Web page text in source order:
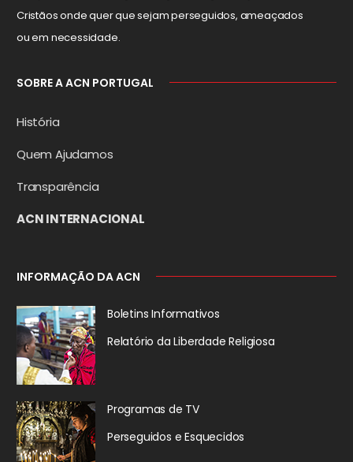
Cristãos onde quer que sejam perseguidos, ameaçados
ou em necessidade.
SOBRE A ACN PORTUGAL
História
Quem Ajudamos
Transparência
ACN INTERNACIONAL
INFORMAÇÃO DA ACN
Boletins Informativos
Relatório da Liberdade Religiosa
Programas de TV
Perseguidos e Esquecidos